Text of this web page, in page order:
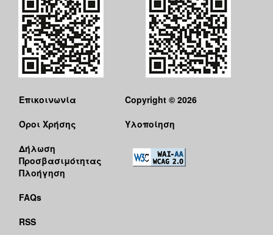
Επικοινωνία
Όροι Χρήσης
Δήλωση
Προσβασιμότητας
Πλοήγηση
FAQs
RSS
Copyright © 2026
Υλοποίηση